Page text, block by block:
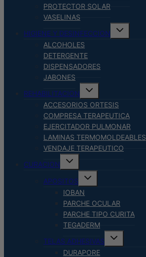
PROTECTOR SOLAR
VASELINAS
HIGIENE Y DESINFECCION
Alternar
menú
ALCOHOLES
DETERGENTE
DISPENSADORES
JABONES
REHABILITACION
Alternar
menú
hijo
ACCESORIOS ORTESIS
COMPRESA TERAPEUTICA
EJERCITADOR PULMONAR
LAMINAS TERMOMOLDEABLES
VENDAJE TERAPEUTICO
CURACION
Alternar
menú
APOSITOS
Alternar
menú
hijo
IOBAN
PARCHE OCULAR
PARCHE TIPO CURITA
TEGADERM
TELAS ADHESIVAS
Alternar
menú
DURAPORE